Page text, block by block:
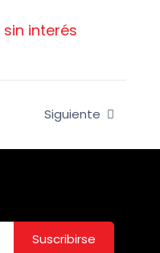
sin interés
Siguiente
Suscribirse